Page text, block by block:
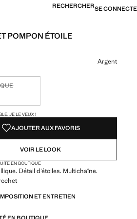
RECHERCHERSE
POMPON ÉTOILE
XAF ]
couleur
Argent
Je le veux !
!
JE LE VEUX !
AJOUTER AUX FAVORIS
VOIR LE LOOK
EN BOUTIQUE
Détail d’étoiles. Multichaîne.
ET ENTRETIEN